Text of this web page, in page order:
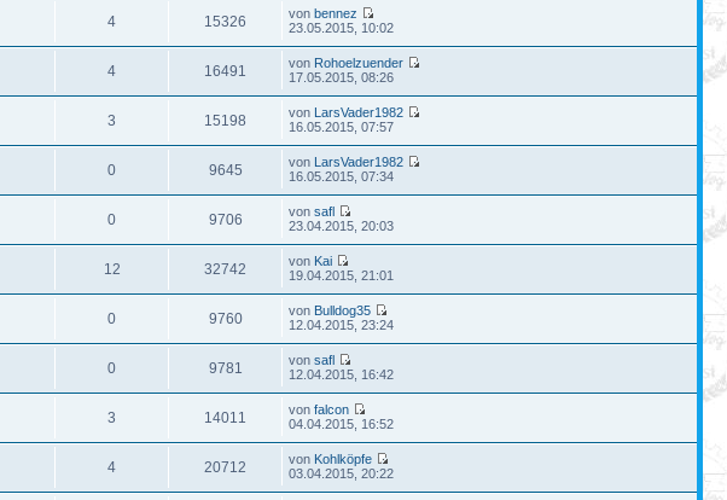
4 15326 vonbennez
23.05.2015, 10:02
4 16491 von Rohoelzuender
17.05.2015, 08:26
3 15198 von LarsVader1982
16.05.2015, 07:57
0 9645 von LarsVader1982
16.05.2015, 07:34
0 9706 vonsafl
23.04.2015, 20:03
12 32742 von Kai
19.04.2015, 21:01
0 9760 von Bulldog35
12.04.2015, 23:24
0 9781 vonsafl
12.04.2015, 16:42
3 14011 vonfalcon
04.04.2015, 16:52
4 20712 von Kohlköpfe
03.04.2015, 20:22